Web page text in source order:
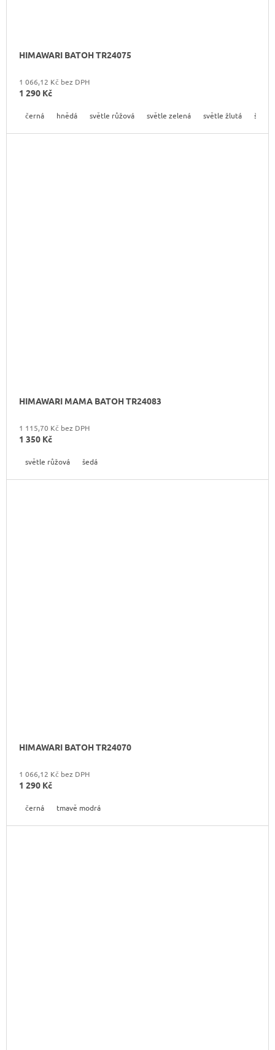
HIMAWARI BATOH TR24075
1 066,12 Kč bez DPH
1 290 Kč
černá hnědá světle růžová světle zelená světle žlutá šedá
HIMAWARI MAMA BATOH TR24083
1 115,70 Kč bez DPH
1 350 Kč
světle růžová šedá
HIMAWARI BATOH TR24070
1 066,12 Kč bez DPH
1 290 Kč
černá tmavě modrá